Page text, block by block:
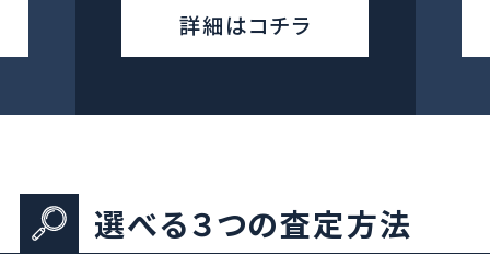
詳細はコチラ
選べる３つの査定方法